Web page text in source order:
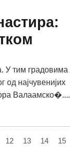
У тим градовима
од најчувенијих
Валаамско�....
12 13 14 15